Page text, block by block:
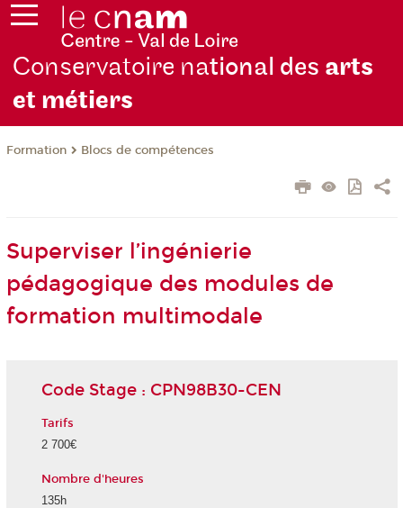
Conservatoire national des arts
et métiers
Formation Blocs de compétences
Superviser l’ingénierie
pédagogique des modules de
formation multimodale
Code Stage : CPN98B30-CEN
Tarifs
2 700€
Nombre d'heures
135h